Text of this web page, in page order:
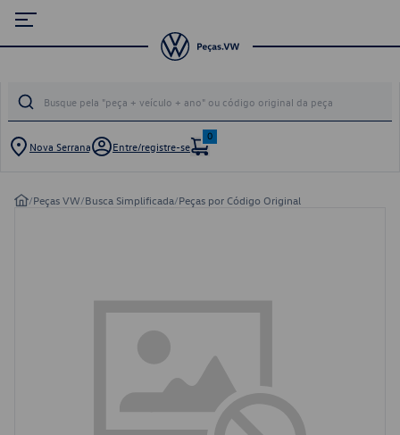
Nova Serrana Entre/registre-se
0
/Peças VW/Busca Simplificada/Peças por Código Original